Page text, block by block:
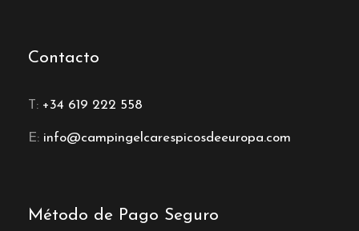
Contacto
T: +34 619 222 558
E: info@campingelcarespicosdeeuropa.com
Método de Pago Seguro